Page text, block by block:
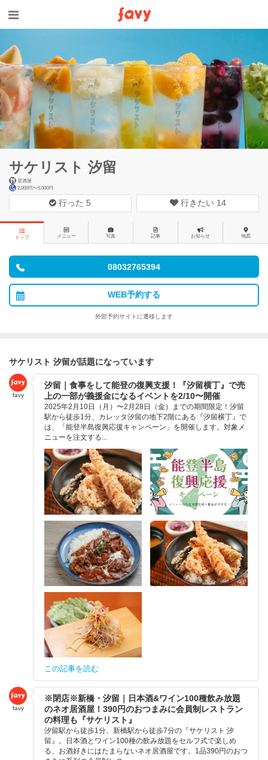
サケリスト 汐留
居酒屋
2,000円〜5,000円
行った 5 行きたい 14
トップ メニュー 写真 記事 お知らせ 地図
08032765394
WEB予約する
外部予約サイトに遷移します
サケリスト 汐留が話題になっています
favy
汐留｜食事をして能登の復興支援！『汐留横丁』で売
上の一部が義援金になるイベントを2/10〜開催
2025年2月10日（月）〜2月28日（金）までの期間限定！汐留
駅から徒歩1分、カレッタ汐留の地下2階にある『汐留横丁』で
は、「能登半島復興応援キャンペーン」を開催します。対象メ
ニューを注文する...
この記事を読む
favy
※閉店※新橋・汐留｜日本酒&ワイン100種飲み放題
のネオ居酒屋！390円のおつまみに会員制レストラン
の料理も『サケリスト』
汐留駅から徒歩1分、新橋駅から徒歩7分の『サケリスト 汐
留』。日本酒とワイン100種の飲み放題をセルフ式で楽しめ
る、お酒好きにはたまらないネオ居酒屋です。1品390円のおつ